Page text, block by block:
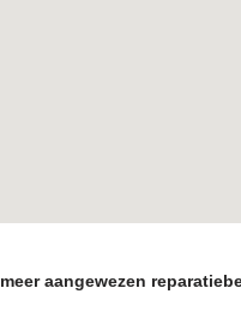
meer aangewezen